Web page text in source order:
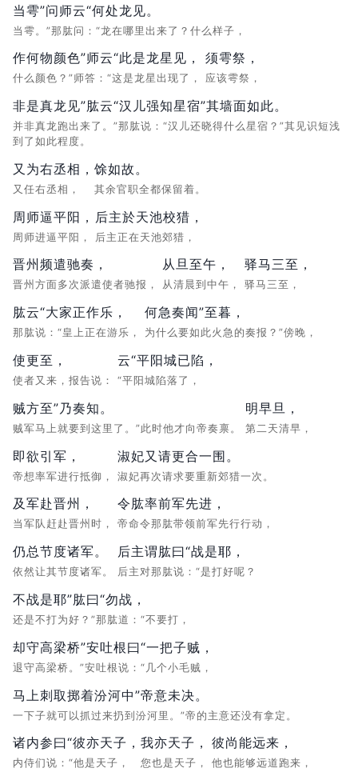
当雩”问师云“何处龙见。
当雩。”那肱问：“龙在哪里出来了？什么样子，
作何物颜色”师云“此是龙星见，
什么颜色？”师答：“这是龙星出现了，
须雩祭，
应该雩祭，
非是真龙见”肱云“汉儿强知星宿”其墙面如此。
并非真龙跑出来了。”那肱说：“汉儿还晓得什么星宿？”其见识短浅
到了如此程度。
又为右丞相，
又任右丞相，
馀如故。
其余官职全都保留着。
周师逼平阳，
周师进逼平阳，
后主於天池校猎，
后主正在天池郊猎，
晋州频遣驰奏，
晋州方面多次派遣使者驰报，
从旦至午，
从清晨到中午，
驿马三至，
驿马三至，
肱云“大家正作乐，
那肱说：“皇上正在游乐，
何急奏闻”至暮，
为什么要如此火急的奏报？”傍晚，
使更至，
使者又来，报告说：
云“平阳城已陷，
“平阳城陷落了，
贼方至”乃奏知。
贼军马上就要到这里了。”此时他才向帝奏禀。
明早旦，
第二天清早，
即欲引军，
帝想率军进行抵御，
淑妃又请更合一围。
淑妃再次请求要重新郊猎一次。
及军赴晋州，
当军队赶赴晋州时，
令肱率前军先进，
帝命令那肱带领前军先行行动，
仍总节度诸军。
依然让其节度诸军。
后主谓肱曰“战是耶，
后主对那肱说：“是打好呢？
不战是耶”肱曰“勿战，
还是不打为好？”那肱道：“不要打，
却守高梁桥”安吐根曰“一把子贼，
退守高梁桥。”安吐根说：“几个小毛贼，
马上刺取掷着汾河中”帝意未决。
一下子就可以抓过来扔到汾河里。”帝的主意还没有拿定。
诸内参曰“彼亦天子，
内侍们说：“他是天子，
我亦天子，
您也是天子，
彼尚能远来，
他也能够远道跑来，